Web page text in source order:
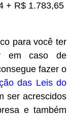
+ R$ 1.783,65
para você ter
em caso de
fazer o
das Leis do
ser acrescidos
e também